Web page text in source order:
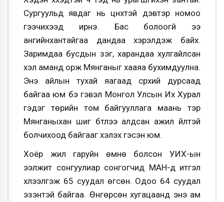
Сургуульд явдаг нь цүнхтэй дэвтэр номоо
гээчихээд ирнэ. Бас болоогүй ээ
ангийнхантайгаа дандаа хэрэлдэж байх.
Заримдаа бусдын үзэг, харандаа хулгайлсан
хэл аманд орж Мянганыг хааяа бухимдуулна.
Энэ айлын тухай яагаад сүрхий дурсаад
байгаа юм бэ гэвэл Монгол Улсын Их Хурал
гэдэг төрийн том байгууллага маань тэр
Мянганыхан шиг бүтлээ алдсан ажил үйлтэй
болчихоод байгааг хэлэх гэсэн юм.
Хоёр жил гаруйн өмнө болсон УИХ-ын
ээлжит сонгуулиар сонгогчид МАН-д итгэл
хүлээлгэж 65 суудал өгсөн. Одоо 64 суудал
эзэнтэй байгаа. Өнгөрсөн хугацаанд энэ ам